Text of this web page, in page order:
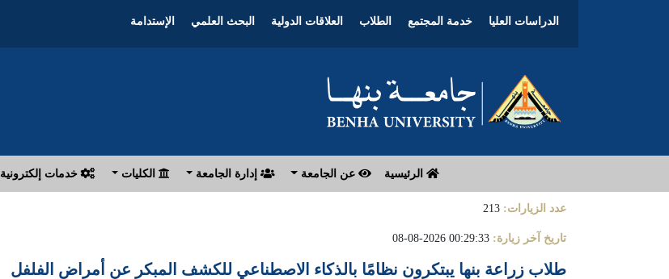
الدراسات العليا خدمة المجتمع الطلاب العلاقات الدولية البحث العلمي الإستدامة
الرئيسية عن الجامعة إدارة الجامعة الكليات خدمات إلكترونية
عدد الزيارات: 213
تاريخ آخر زيارة: 00:29:33 2026-08-08
طلاب زراعة بنها يبتكرون نظامًا بالذكاء الاصطناعي للكشف المبكر عن أمراض الفلفل